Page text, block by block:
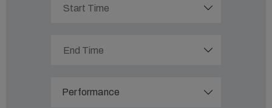
Performance